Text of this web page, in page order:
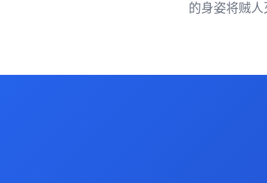
的身姿将贼